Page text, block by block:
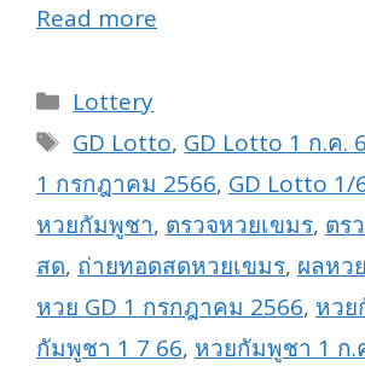
Read more
Categories
Lottery
Tags
GD Lotto, GD Lotto 1 ก.ค.
1 กรกฎาคม 2566, GD Lotto 1/
หวยกัมพูชา, ตรวจหวยเขมร, ตร
สด, ถ่ายทอดสดหวยเขมร, ผลหว
หวย GD 1 กรกฎาคม 2566, หว
กัมพูชา 1 7 66, หวยกัมพูชา 1 ก.